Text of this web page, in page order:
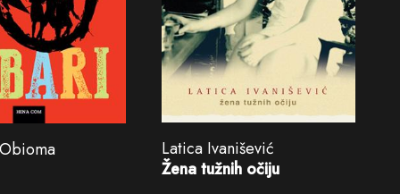
Latica Ivanišević
Žena tužnih očiju